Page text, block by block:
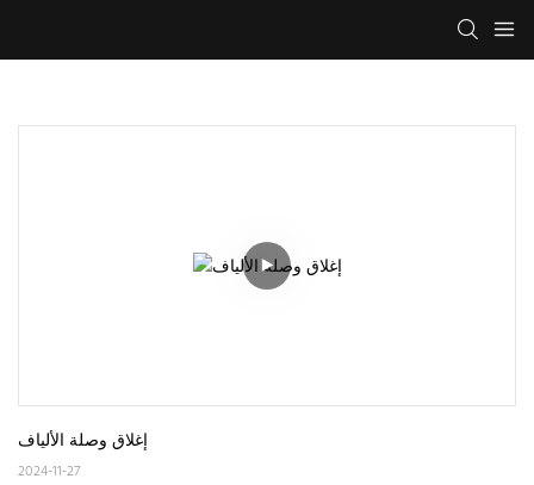
إغلاق وصلة الألياف
2024-11-27